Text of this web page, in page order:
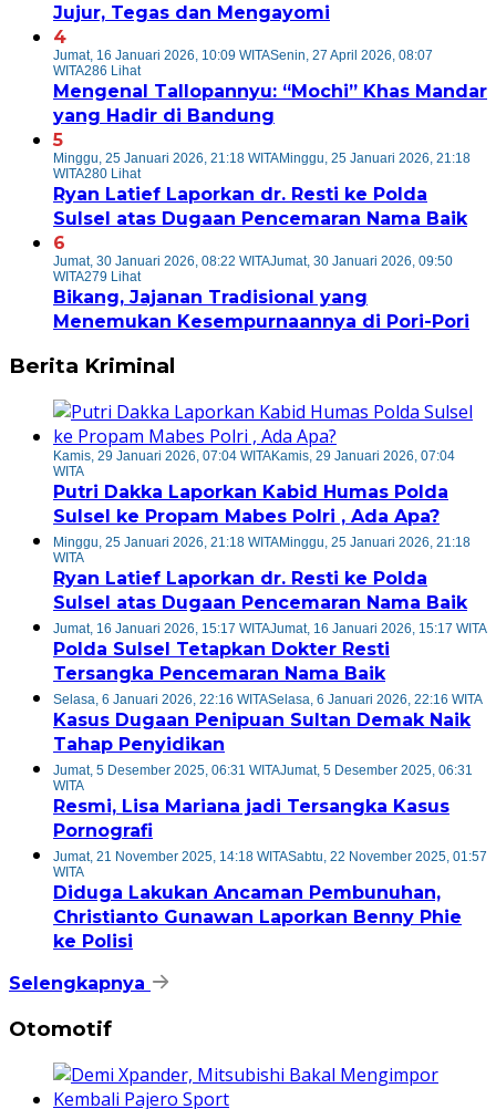
Jujur, Tegas dan Mengayomi
4
Jumat, 16 Januari 2026, 10:09 WITASenin, 27 April 2026, 08:07
WITA286 Lihat
Mengenal Tallopannyu: “Mochi” Khas Mandar
yang Hadir di Bandung
5
Minggu, 25 Januari 2026, 21:18 WITAMinggu, 25 Januari 2026, 21:18
WITA280 Lihat
Ryan Latief Laporkan dr. Resti ke Polda
Sulsel atas Dugaan Pencemaran Nama Baik
6
Jumat, 30 Januari 2026, 08:22 WITAJumat, 30 Januari 2026, 09:50
WITA279 Lihat
Bikang, Jajanan Tradisional yang
Menemukan Kesempurnaannya di Pori-Pori
Berita Kriminal
Kamis, 29 Januari 2026, 07:04 WITAKamis, 29 Januari 2026, 07:04
WITA
Putri Dakka Laporkan Kabid Humas Polda
Sulsel ke Propam Mabes Polri , Ada Apa?
Minggu, 25 Januari 2026, 21:18 WITAMinggu, 25 Januari 2026, 21:18
WITA
Ryan Latief Laporkan dr. Resti ke Polda
Sulsel atas Dugaan Pencemaran Nama Baik
Jumat, 16 Januari 2026, 15:17 WITAJumat, 16 Januari 2026, 15:17 WITA
Polda Sulsel Tetapkan Dokter Resti
Tersangka Pencemaran Nama Baik
Selasa, 6 Januari 2026, 22:16 WITASelasa, 6 Januari 2026, 22:16 WITA
Kasus Dugaan Penipuan Sultan Demak Naik
Tahap Penyidikan
Jumat, 5 Desember 2025, 06:31 WITAJumat, 5 Desember 2025, 06:31
WITA
Resmi, Lisa Mariana jadi Tersangka Kasus
Pornografi
Jumat, 21 November 2025, 14:18 WITASabtu, 22 November 2025, 01:57
WITA
Diduga Lakukan Ancaman Pembunuhan,
Christianto Gunawan Laporkan Benny Phie
ke Polisi
Selengkapnya
Otomotif